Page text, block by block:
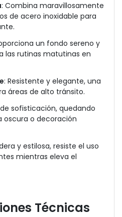
: Combina maravillosamente
de acero inoxidable para
un fondo sereno y
las rutinas matutinas en
: Resistente y elegante, una
áreas de alto tránsito.
sofisticación, quedando
o decoración
y estilosa, resiste el uso
mientras eleva el
Técnicas